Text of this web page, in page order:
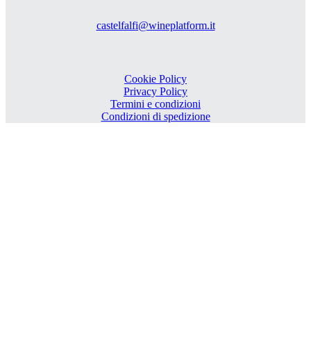
castelfalfi@wineplatform.it
Cookie Policy
Privacy Policy
Termini e condizioni
Condizioni di spedizione